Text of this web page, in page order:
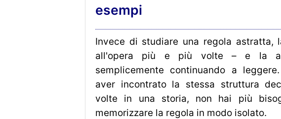
esempi
Invece di studiare una regola astratta,
all'opera più e più volte – e la
semplicemente continuando a
aver incontrato la stessa struttura
volte in una storia, non hai più
memorizzare la regola in modo isolato.